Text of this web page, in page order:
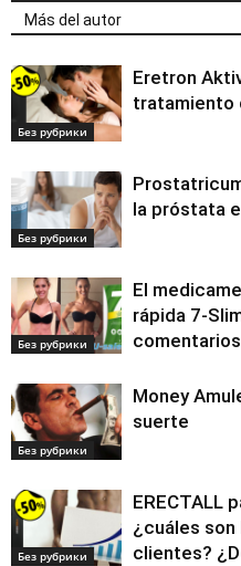
Más del autor
Без рубрики
Eretron
tratamiento
Без рубрики
la próstata
Без рубрики
El
rápida 7-
Без рубрики
Money
suerte
Без рубрики
ERECTALL
¿cuáles
clientes?